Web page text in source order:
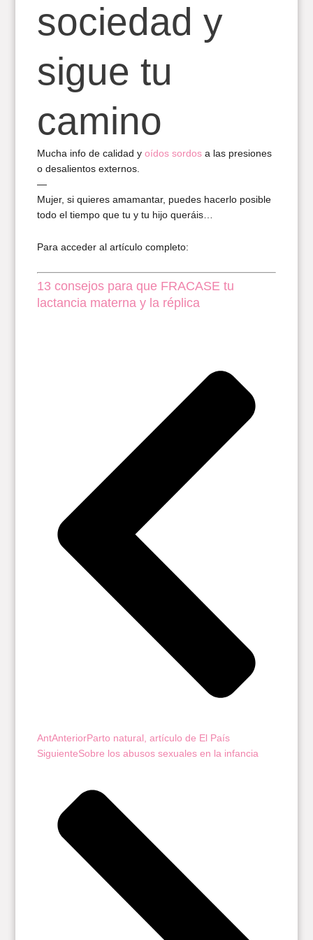
sociedad y
sigue tu
camino
Mucha info de calidad y oídos sordosa las presiones
o desalientos externos.
—
Mujer, si quieres amamantar, puedes hacerlo posible
todo el tiempo que tu y tu hijo queráis…
Para acceder al artículo completo:
13 consejos para que FRACASE tu
lactancia materna y la réplica
AntAnteriorParto natural, artículo de El País
SiguienteSobre los abusos sexuales en la infancia